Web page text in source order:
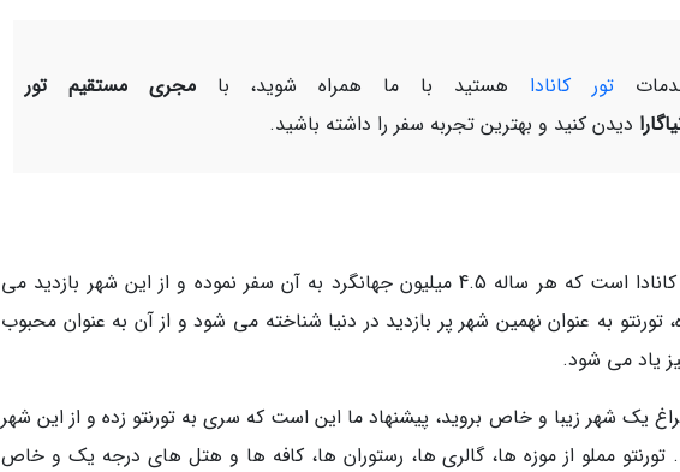
تور کانادا هستید با ما همراه شوید، بامجری مستقیم تور
دیدن کنید و بهترین تجربه سفر را داشته باشید.
تورنتو یکی از شهرهای زیبا در کشور کانادا است که هر ساله 4.5 میلیون جهانگرد به آن سفر نموده و از این شهر بازدید می
تورنتو به عنوان نهمین شهر پر بازدید در دنیا شناخته می شود و از آن به عنوان محبوب
یاد می شود.
یک شهر زیبا و خاص بروید، پیشنهاد ما این است که سری به تورنتو زده و از این شهر
مملو از موزه ها، گالری ها، رستوران ها، کافه ها و هتل های درجه یک و خاص